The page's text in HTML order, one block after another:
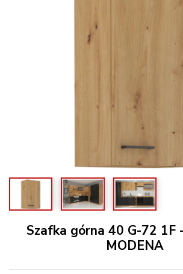
Szafka górna 40 G-72 1F
MODENA